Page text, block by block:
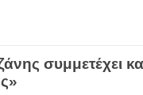
συμμετέχει